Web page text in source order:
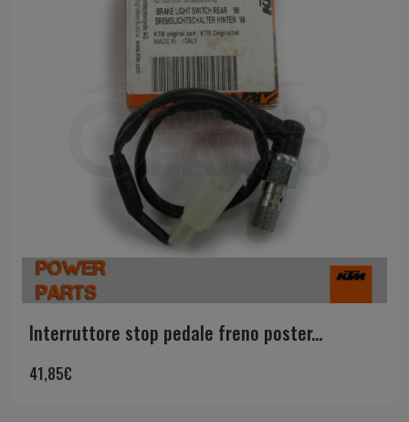
Interruttore stop pedale freno poster...
41,85€